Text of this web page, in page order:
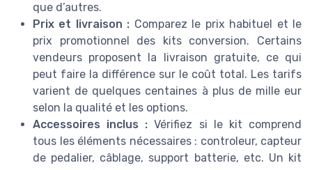
que d’autres.
Prix et livraison : Comparez le prix habituel et le
prix promotionnel des kits conversion. Certains
vendeurs proposent la livraison gratuite, ce qui
peut faire la différence sur le coût total. Les tarifs
varient de quelques centaines à plus de mille eur
selon la qualité et les options.
Accessoires inclus : Vérifiez si le kit comprend
tous les éléments nécessaires : controleur, capteur
de pedalier, câblage, support batterie, etc. Un kit